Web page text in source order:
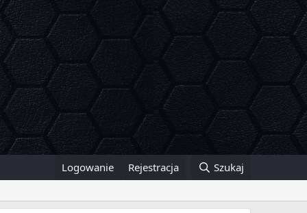
Logowanie Rejestracja Szukaj